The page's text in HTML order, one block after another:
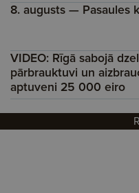
8. augusts — Pasaules
VIDEO: Rīgā sabojā
pārbrauktuvi un
aptuveni 25 000 eiro